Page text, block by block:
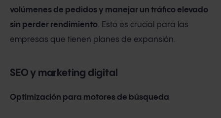
volúmenes de pedidos y manejar un tráfico elevado
sin perder rendimiento. Esto es crucial para las
empresas que tienen planes de expansión.
SEO y marketing digital
Optimización para motores de búsqueda